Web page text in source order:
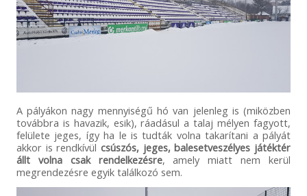
A pályákon nagy mennyiségű hó van jelenleg is (miközben
továbbra is havazik, esik), ráadásul a talaj mélyen fagyott,
felülete jeges, így ha le is tudták volna takarítani a pályát
akkor is rendkívül csúszós, jeges, balesetveszélyes játéktér
állt volna csak rendelkezésre, amely miatt nem kerül
megrendezésre egyik találkozó sem.